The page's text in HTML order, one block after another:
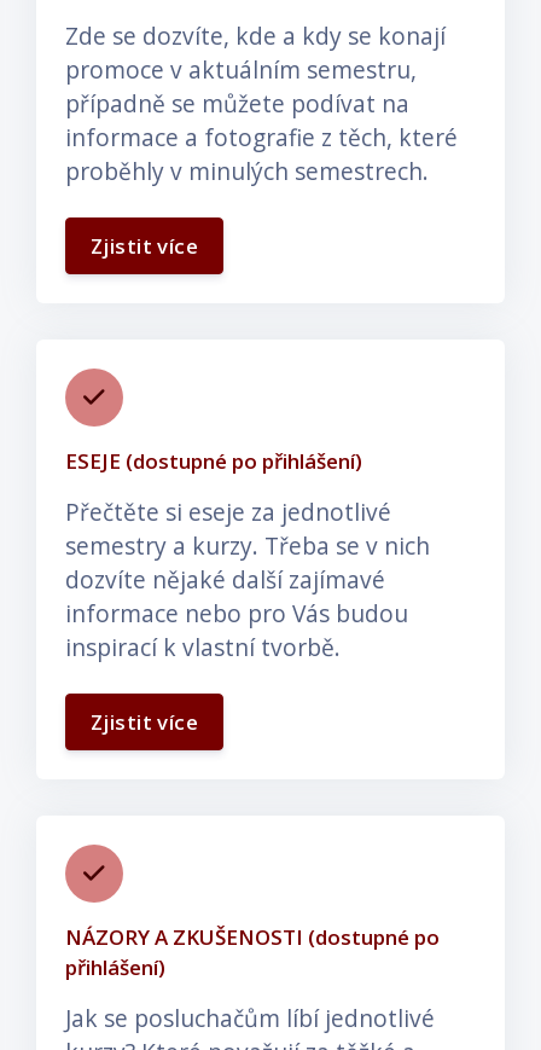
Zde se dozvíte, kde a kdy se konají
promoce v aktuálním semestru,
případně se můžete podívat na
informace a fotografie z těch, které
proběhly v minulých semestrech.
Zjistit více
ESEJE (dostupné po přihlášení)
Přečtěte si eseje za jednotlivé
semestry a kurzy. Třeba se v nich
dozvíte nějaké další zajímavé
informace nebo pro Vás budou
inspirací k vlastní tvorbě.
Zjistit více
NÁZORY A ZKUŠENOSTI (dostupné po
přihlášení)
Jak se posluchačům líbí jednotlivé